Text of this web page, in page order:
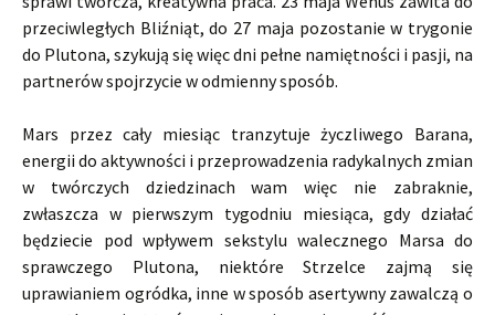
przeciwległych Bliźniąt, do 27 maja pozostanie w trygonie
do Plutona, szykują się więc dni pełne namiętności i pasji, na
partnerów spojrzycie w odmienny sposób.
Mars przez cały miesiąc tranzytuje życzliwego Barana,
energii do aktywności i przeprowadzenia radykalnych zmian
w twórczych dziedzinach wam więc nie zabraknie,
zwłaszcza w pierwszym tygodniu miesiąca, gdy działać
będziecie pod wpływem sekstylu walecznego Marsa do
sprawczego Plutona, niektóre Strzelce zajmą się
uprawianiem ogródka, inne w sposób asertywny zawalczą o